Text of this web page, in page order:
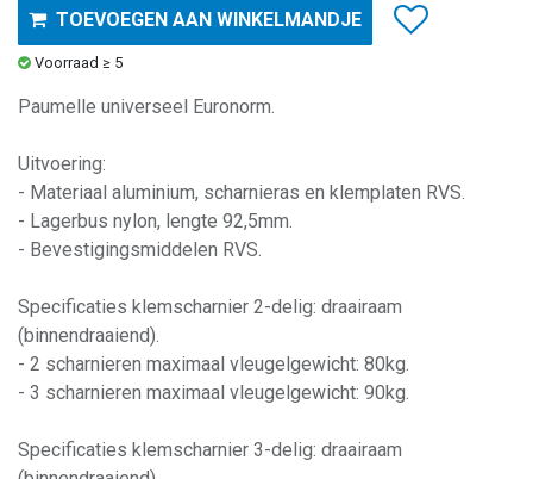
TOEVOEGEN AAN WINKELMANDJE
Voorraad ≥ 5
Paumelle universeel Euronorm.
Uitvoering:
- Materiaal aluminium, scharnieras en klemplaten RVS.
- Lagerbus nylon, lengte 92,5mm.
- Bevestigingsmiddelen RVS.
Specificaties klemscharnier 2-delig: draairaam
(binnendraaiend).
- 2 scharnieren maximaal vleugelgewicht: 80kg.
- 3 scharnieren maximaal vleugelgewicht: 90kg.
Specificaties klemscharnier 3-delig: draairaam